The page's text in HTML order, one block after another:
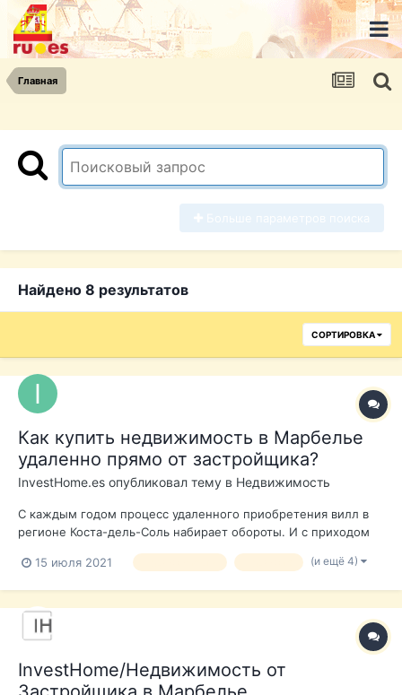
Главная
Найдено 8 результатов
СОРТИРОВКА
Как купить недвижимость в Марбелье
удаленно прямо от застройщика?
InvestHome.es опубликовал тему в Недвижимость
С каждым годом процесс удаленного приобретения вилл в
регионе Коста-дель-Соль набирает обороты. И с приходом
среди клиентов из разных стран. Основным преимуществом
Испании для приобретения...
15 июля 2021 (и ещё 4)
InvestHome/Недвижимость от